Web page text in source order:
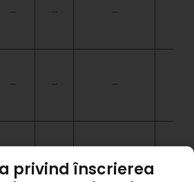
– – –
– – –
privind înscrierea